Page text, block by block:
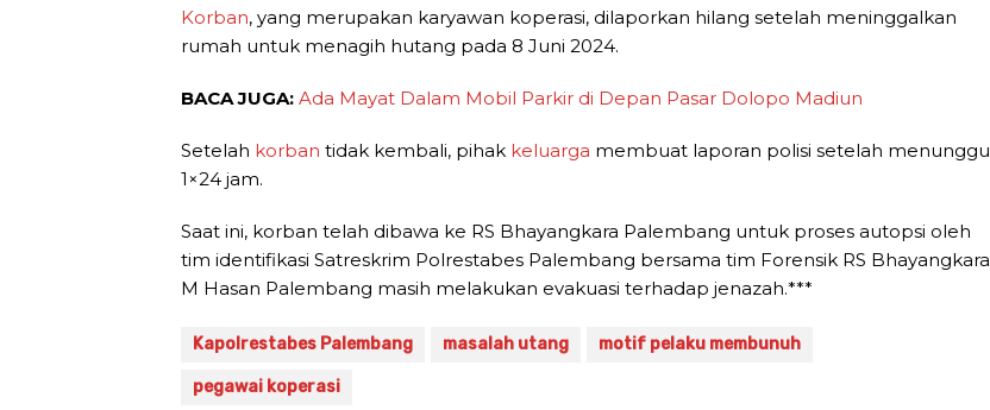
Korban, yang merupakan karyawan koperasi, dilaporkan hilang setelah meninggalkan
rumah untuk menagih hutang pada 8 Juni 2024.
BACA JUGA: Ada Mayat Dalam Mobil Parkir di Depan Pasar Dolopo Madiun
Setelah korban tidak kembali, pihak keluarga membuat laporan polisi setelah menunggu
1×24 jam.
Saat ini, korban telah dibawa ke RS Bhayangkara Palembang untuk proses autopsi oleh
tim identifikasi Satreskrim Polrestabes Palembang bersama tim Forensik RS Bhayangkara
M Hasan Palembang masih melakukan evakuasi terhadap jenazah.***
Kapolrestabes Palembang masalah utang motif pelaku membunuh
pegawai koperasi